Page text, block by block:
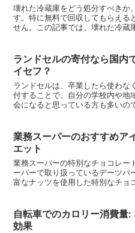
壊れた冷蔵庫をどう処分すべきか
す。特に無料で回収してもらえる
せん。この記事では、壊れた冷蔵
ランドセルの寄付なら国内
イセフ？
ランドセルは、卒業したら使わな
付することで、自分の学校内や地
会になると思っている方も多いの
業務スーパーのおすすめア
エット
業務スーパーの特別なチョコレー
ーパーで取り扱っているデーツバ
富なナッツを使用した特別なチョ
自転車でのカロリー消費
効果